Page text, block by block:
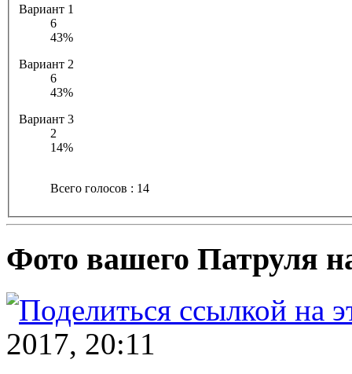
Вариант 1
6
43%
Вариант 2
6
43%
Вариант 3
2
14%
Всего голосов : 14
Фото вашего Патруля
2017, 20:11